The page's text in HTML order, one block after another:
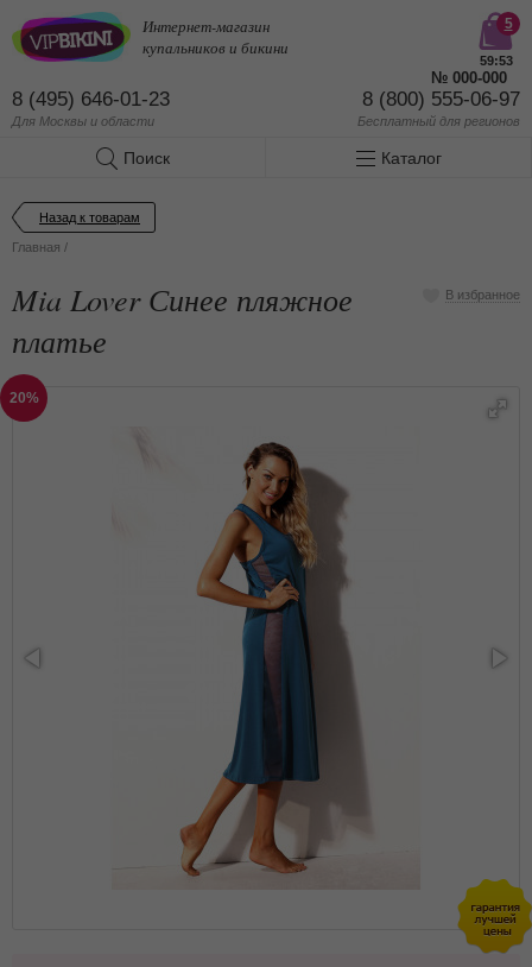
Интернет-магазин
купальников и бикини
8 (495) 646-01-23
Для Москвы и области
8 (800) 555-06-97
Бесплатный для регионов
5
59:53
№ 000-000
Поиск Каталог
Назад к товарам
Главная /
Mia Lover Синее пляжное
платье
В избранное
20%